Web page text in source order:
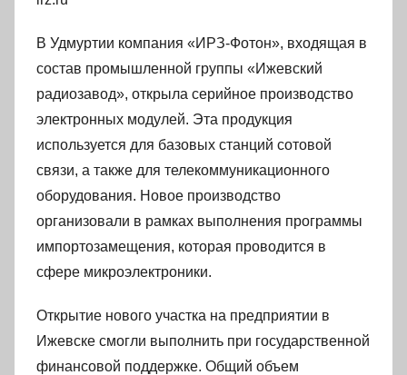
В Удмуртии компания «ИРЗ-Фотон», входящая в
состав промышленной группы «Ижевский
радиозавод», открыла серийное производство
электронных модулей. Эта продукция
используется для базовых станций сотовой
связи, а также для телекоммуникационного
оборудования. Новое производство
организовали в рамках выполнения программы
импортозамещения, которая проводится в
сфере микроэлектроники.
Открытие нового участка на предприятии в
Ижевске смогли выполнить при государственной
финансовой поддержке. Общий объем